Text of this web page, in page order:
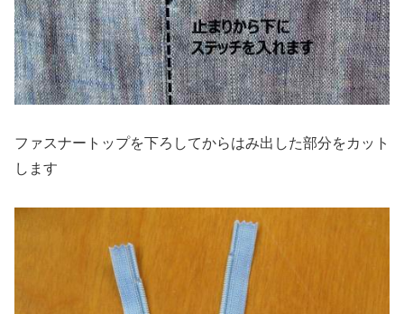
ファスナートップを下ろしてからはみ出した部分をカット
します